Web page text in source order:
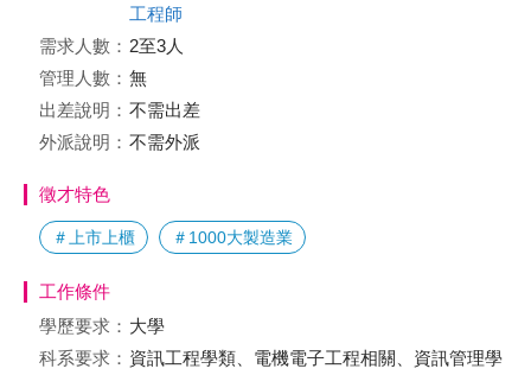
工程師
需求人數： 2至3人
管理人數： 無
出差說明： 不需出差
外派說明： 不需外派
徵才特色
＃上市上櫃 ＃1000大製造業
工作條件
學歷要求： 大學
科系要求： 資訊工程學類、電機電子工程相關、資訊管理學